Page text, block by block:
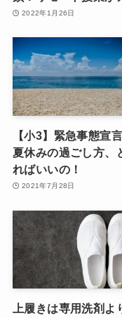
2022年1月26日
【小3】緊急事態宣
夏休みの過ごし方、
ればいいの！
2021年7月28日
上履きは専用洗剤よ